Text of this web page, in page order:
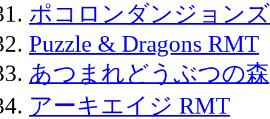
ポコロンダンジョン
Puzzle & Dragons RMT
あつまれどうぶつの森
アーキエイジ RMT